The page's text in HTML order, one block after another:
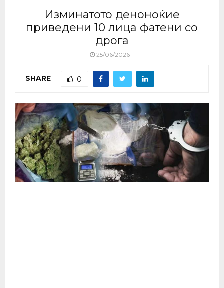
Изминатото деноноќие
приведени 10 лица фатени со
дрога
25/06/2026
SHARE 0